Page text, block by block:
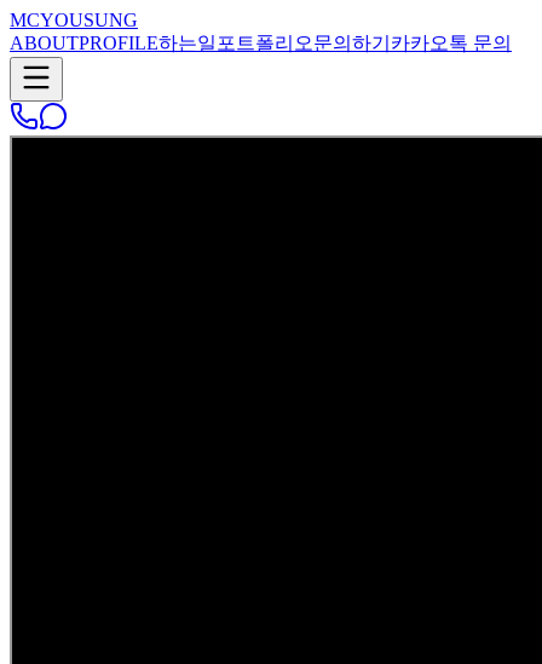
MCYOUSUNG
ABOUTPROFILE하는일 포트폴리오문의하기 카카오톡 문의